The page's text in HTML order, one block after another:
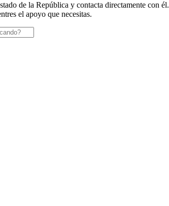
de la República y contacta directamente con él.
el apoyo que necesitas.